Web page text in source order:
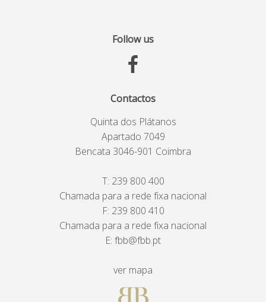
Follow us
Contactos
Quinta dos Plátanos
Apartado 7049
Bencata 3046-901 Coimbra
T: 239 800 400
Chamada para a rede fixa nacional
F: 239 800 410
Chamada para a rede fixa nacional
E: fbb@fbb.pt
ver mapa